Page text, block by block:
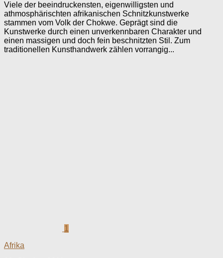
Viele der beeindruckensten, eigenwilligsten und
athmosphärischten afrikanischen Schnitzkunstwerke
stammen vom Volk der Chokwe. Geprägt sind die
Kunstwerke durch einen unverkennbaren Charakter und
einen massigen und doch fein beschnitzten Stil. Zum
traditionellen Kunsthandwerk zählen vorrangig...
1
Afrika